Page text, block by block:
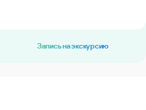
Запись на экскурсию